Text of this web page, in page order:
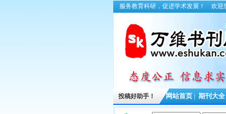
服务教育科研，促进学术发展！ 欢迎
投稿好助手！ 网站首页 期刊大全